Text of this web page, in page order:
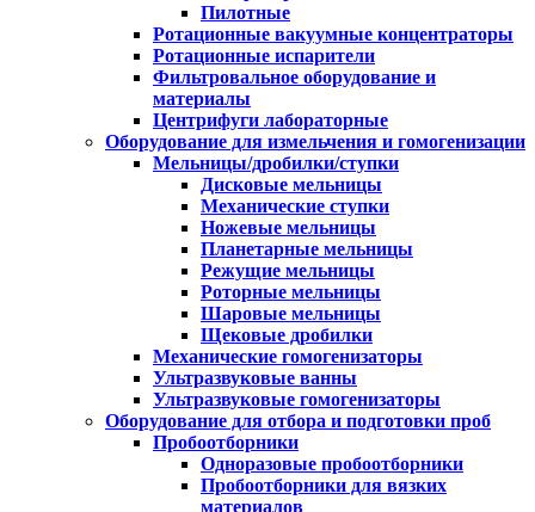
Пилотные
Ротационные вакуумные концентраторы
Ротационные испарители
Фильтровальное оборудование и
материалы
Центрифуги лабораторные
Оборудование для измельчения и гомогенизации
Мельницы/дробилки/ступки
Дисковые мельницы
Механические ступки
Ножевые мельницы
Планетарные мельницы
Режущие мельницы
Роторные мельницы
Шаровые мельницы
Щековые дробилки
Механические гомогенизаторы
Ультразвуковые ванны
Ультразвуковые гомогенизаторы
Оборудование для отбора и подготовки проб
Пробоотборники
Одноразовые пробоотборники
Пробоотборники для вязких
материалов